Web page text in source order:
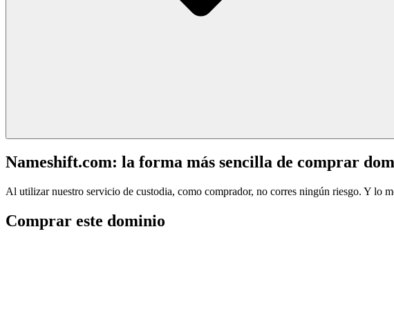
Nameshift.com: la forma más sencilla de comprar
Al utilizar nuestro servicio de custodia, como comprador, no corres ningún riesgo. Y lo
Comprar este dominio